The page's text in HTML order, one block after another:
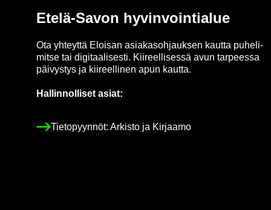
Etelä-​Savon hy­vin­voin­tia­lue
Ota yh­teyt­tä Eloi­san asia­kas­oh­jauk­sen kaut­ta pu­he­li­
mit­se tai di­gi­taa­li­ses­ti. Kii­reel­li­ses­sä avun tar­pees­sa
päi­vys­tys ja kii­reel­li­nen apun kaut­ta.
Hal­lin­nol­li­set asiat:
Tie­to­pyyn­nöt: Ar­kis­to ja Kir­jaa­mo